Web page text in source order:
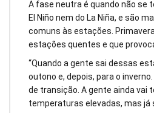
A fase neutra é quando não se
El Niño nem do La Niña, e são
comuns às estações.
estações quentes e que
“Quando a gente sai dessas
outono e, depois, para o
de transição. A gente ainda vai
temperaturas elevadas, mas já